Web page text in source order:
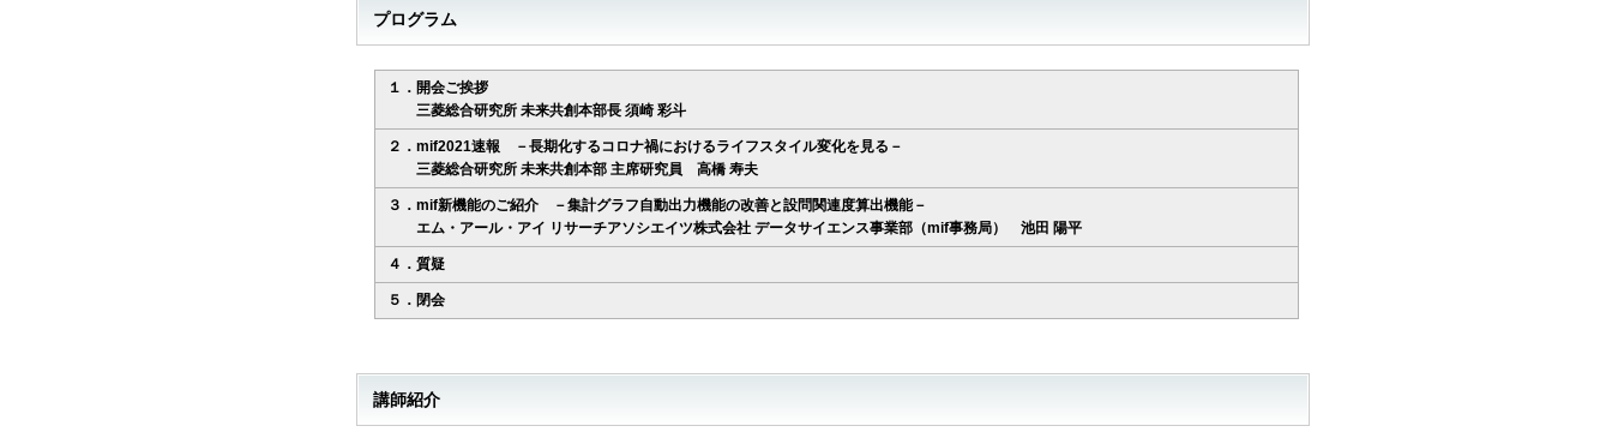
プログラム
１．開会ご挨拶
三菱総合研究所 未来共創本部長 須崎 彩斗
２．mif2021速報 －長期化するコロナ禍におけるライフスタイル変化を見る－
三菱総合研究所 未来共創本部 主席研究員 高橋 寿夫
３．mif新機能のご紹介 －集計グラフ自動出力機能の改善と設問関連度算出機能－
エム・アール・アイ リサーチアソシエイツ株式会社 データサイエンス事業部（mif事務局） 池田 陽平
４．質疑
５．閉会
講師紹介